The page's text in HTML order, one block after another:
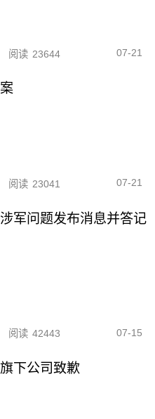
阅读 23644 07-21
阅读 23041 07-21
军问题发布消息并答记
阅读 42443 07-15
下公司致歉